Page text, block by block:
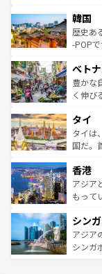
ワイを、存
はコン
いる。
ビング
い。オ
参照し
ン）、
と山間
驚きを
容にも
照して
韓国
歴史あ
-POP
き、地
できる
まで、
リティ
覧を参
ベト
豊かな
く伸び
急速な
ーチミ
醸し出
とつ。
ひ現地
が旅行
参照し
タイ
タイは
国だ。
の活気
帯で自
いビー
激する
が待っ
た文化
香港
アジア
もって
み、ど
ており
うな絶
シン
アジア
シンガ